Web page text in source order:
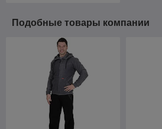
Подобные товары компании